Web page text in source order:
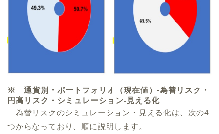
※ 通貨別・ポートフォリオ（現在値）-為替リスク・
円高リスク・シミュレーション-見える化
為替リスクのシミュレーション・見える化は、次の4
つからなっており、順に説明します。